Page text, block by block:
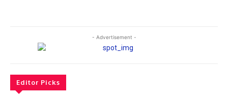
- Advertisement -
Editor Picks